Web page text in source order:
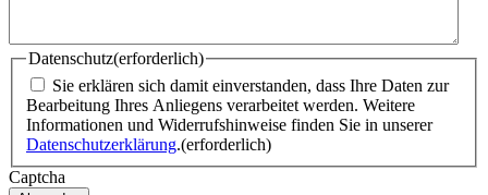
Datenschutz(erforderlich)
Sie erklären sich damit einverstanden, dass Ihre Daten zur
Bearbeitung Ihres Anliegens verarbeitet werden. Weitere
Informationen und Widerrufshinweise finden Sie in unserer
Datenschutzerklärung.(erforderlich)
Captcha